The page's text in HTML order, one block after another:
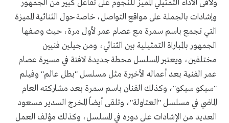
ولاقى الأداء التمثيلي المميز للنجوم على تفاعل كبير من الجمهور
وإشادات بالجملة على مواقع التواصل، خاصة حول الثنائية المميزة
التي تجمع باسم سمرة مع عصام عمر لأول مرة، حيث وصفها
الجمهور بالمباراة التمثيلية بين الثنائي، ومن جيلين فنيين
مختلفين، ويعتبر المسلسل محطة جديدة لافتة في مسيرة عصام
عمر الفنية بعد أعماله الأخيرة مثل مسلسل "بطل عالم" وفيلم
"سيكو سيكو"، وكذلك الفنان باسم سمرة بعد مشاركته العام
الماضي في مسلسل "العتاولة"، وتلقى أيضاً المخرج السدير مسعود
العديد من الإشادات على دوره في المسلسل، وكذلك مؤلف العمل